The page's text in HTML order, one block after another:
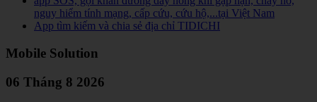
nguy hiểm tính mạng, cấp cứu, cứu hộ,...tại Việt Nam
App tìm kiếm và chia sẻ địa chỉ TIDICHI
Mobile Solution
06 Tháng 8 2026